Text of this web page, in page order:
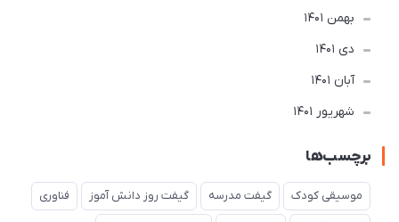
بهمن 1401
دی 1401
آبان 1401
شهریور 1401
برچسب‌ها
موسیقی کودک گیفت مدرسه گیفت روز دانش آموز فناوری